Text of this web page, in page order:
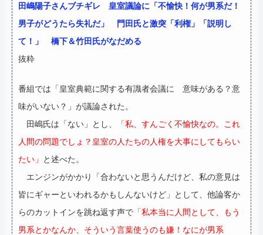
田嶋陽子さんブチギレ 皇室議論に「不愉快！何が男系だ！
男子がどうたら失礼だ」 門田氏と激突「利権」「説明し
て！」 橋下＆竹田氏がなだめる
抜粋
番組では「皇室典範に関する有識者会議に 意味がある？意
味がいない？」が議論された。
田嶋氏は「ない」とし、
「私、すんごく不愉快なの。これ
人間の問題でしょ？皇室の人たちの人権を大事にしてもらい
たい」
と述べた。
エンジンがかかり「合わないと思うんだけど、私の意見は
皆にギャーといわれるかもしんないけど」として、他論客か
らのカットインを跳ね返す声で 「私本当に人間として、もう
男系とかなんか、そういう言葉使うのも嫌！なにが男系